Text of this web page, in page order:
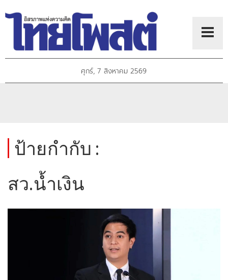
ศุกร์, 7 สิงหาคม 2569
ป้ายกำกับ :
สว.น้ำเงิน